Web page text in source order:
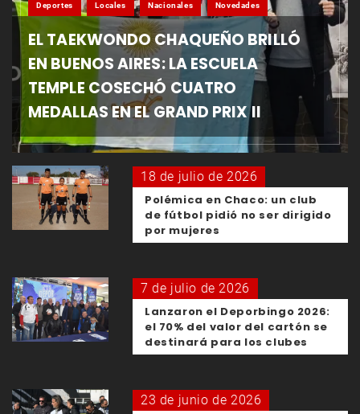
Deportes Locales Nacionales Novedades
EL TAEKWONDO CHAQUEÑO BRILLÓ
EN BUENOS AIRES: LA ESCUELA
TEMPLE COSECHÓ CUATRO
MEDALLAS EN EL GRAND PRIX II
18 de julio de 2026
Polémica en Chaco: un club
de fútbol pidió no ser dirigido
por mujeres
7 de julio de 2026
Lanzaron el Deporbingo 2026:
el 70% del valor del cartón se
destinará para los clubes
23 de junio de 2026